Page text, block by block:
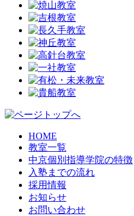
HOME
教室一覧
中京個別指導学院の特徴
入塾までの流れ
採用情報
お知らせ
お問い合わせ